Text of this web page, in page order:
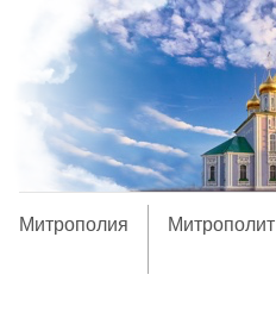
Митрополия Митрополит